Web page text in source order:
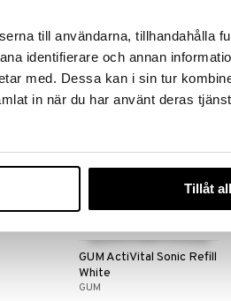
till användarna, tillhandahålla
identifierare och annan
med. Dessa kan i sin tur
in när du har använt deras
Tillåt
för
59 kr
GUM ActiVital Sonic Refill
White
GUM